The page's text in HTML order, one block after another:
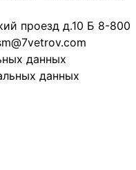
проезд д.10 Б 8-800
данных
данных